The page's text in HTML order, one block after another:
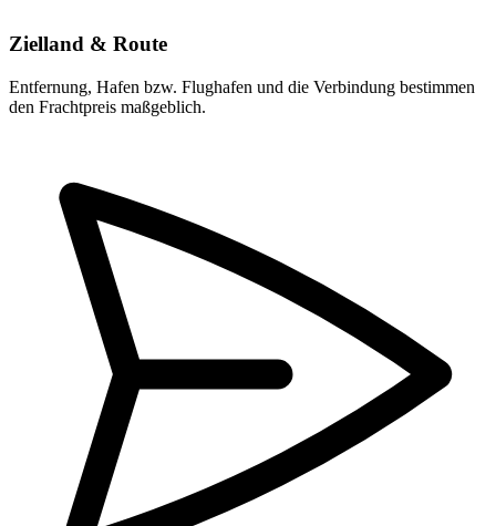
Zielland & Route
Entfernung, Hafen bzw. Flughafen und die Verbindung bestimmen
den Frachtpreis maßgeblich.